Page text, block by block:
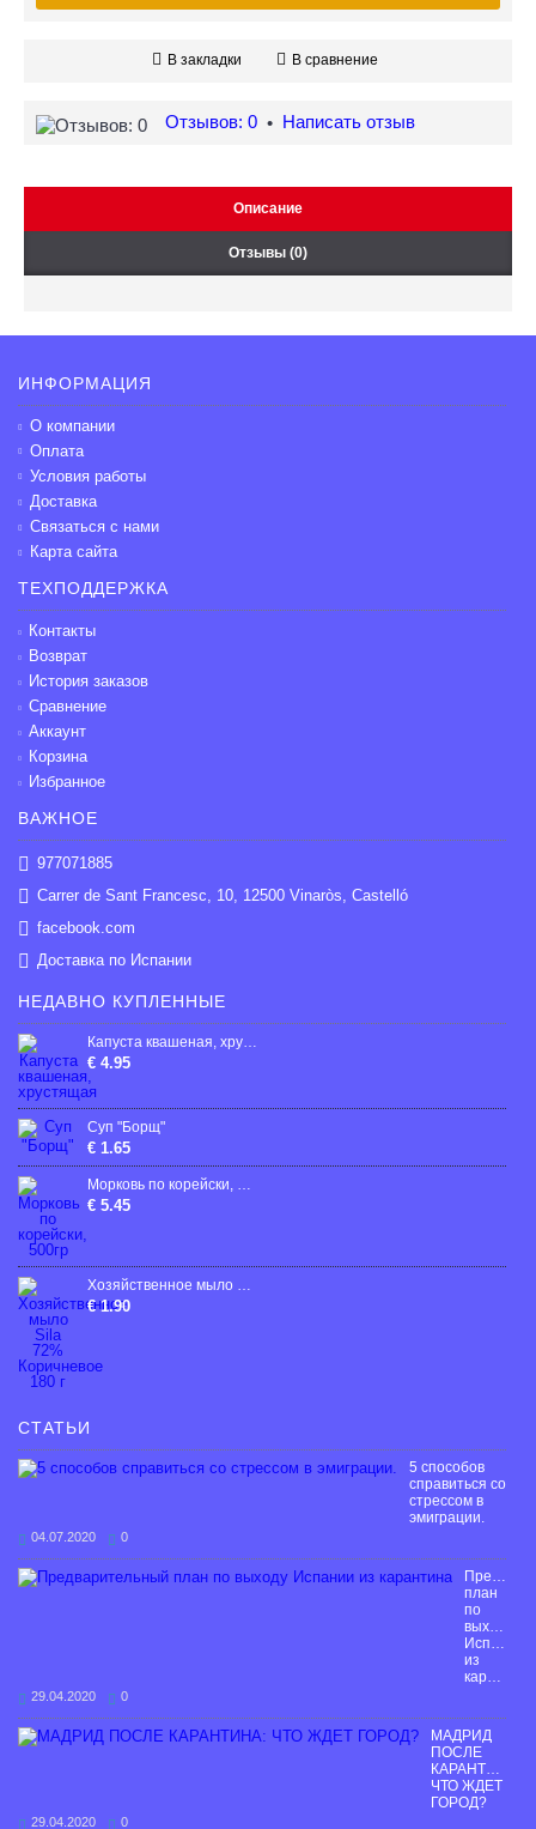
В закладки В сравнение
Отзывов: 0 • Написать отзыв
Описание
Отзывы (0)
ИНФОРМАЦИЯ
О компании
Оплата
Условия работы
Доставка
Связаться с нами
Карта сайта
ТЕХПОДДЕРЖКА
Контакты
Возврат
История заказов
Сравнение
Аккаунт
Корзина
Избранное
ВАЖНОЕ
977071885
Carrer de Sant Francesc, 10, 12500 Vinaròs, Castelló
facebook.com
Доставка по Испании
НЕДАВНО КУПЛЕННЫЕ
Капуста квашеная, хрустящая
€ 4.95
Суп "Борщ"
€ 1.65
Mорковь по корейски, 500гp
€ 5.45
Хозяйственное мыло Sila 72% Коричневое 180 г
€ 1.90
СТАТЬИ
5 способов
справиться со
стрессом в
эмиграции.
04.07.2020 0
план
по
выходу
Испании
из
карантина
29.04.2020 0
МАДРИД
ПОСЛЕ
КАРАНТИНА:
ЧТО ЖДЕТ
ГОРОД?
29.04.2020 0